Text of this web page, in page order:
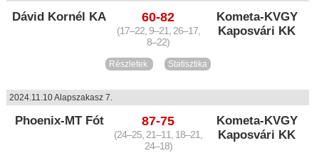
Dávid Kornél KA 60-82
(17–22, 9–21, 26–17,
8–22)
Kometa-KVGY
Kaposvári KK
Részletek Statisztika
2024.11.10 Alapszakasz 7.
Phoenix-MT Fót 87-75
(24–25, 21–11, 18–21,
24–18)
Kometa-KVGY
Kaposvári KK